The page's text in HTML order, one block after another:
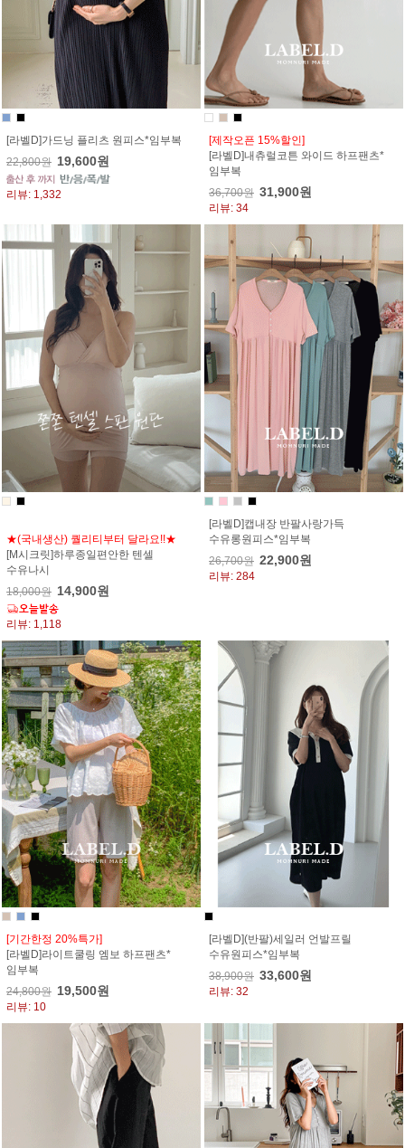
[라벨D]가드닝 플리츠 원피스*임부복
22,800원 19,600원
리뷰: 1,332
[제작오픈 15%할인]
[라벨D]내츄럴코튼 와이드 하프팬츠*
임부복
36,700원 31,900원
리뷰: 34
★(국내생산) 퀄리티부터 달라요!!★
[M시크릿]하루종일편안한 텐셀
수유나시
18,000원 14,900원
리뷰: 1,118
[라벨D]캡내장 반팔사랑가득
수유롱원피스*임부복
26,700원 22,900원
리뷰: 284
[기간한정 20%특가]
[라벨D]라이트쿨링 엠보 하프팬츠*
임부복
24,800원 19,500원
리뷰: 10
[라벨D](반팔)세일러 언발프릴
수유원피스*임부복
38,900원 33,600원
리뷰: 32